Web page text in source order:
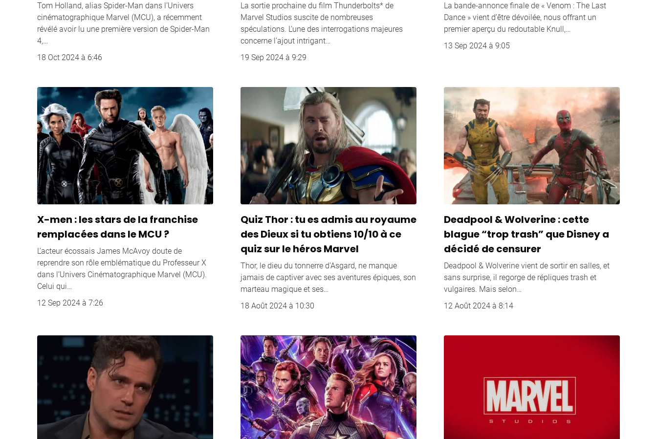
Tom Holland, alias Spider-Man dans l’Univers
cinématographique Marvel (MCU), a récemment
révélé avoir lu une première version de Spider-Man
4,…
18 Oct 2024 à 6:46
La sortie prochaine du film Thunderbolts* de
Marvel Studios suscite de nombreuses
spéculations. L’une des interrogations majeures
concerne l’ajout intrigant…
19 Sep 2024 à 9:29
La bande-annonce finale de « Venom : The Last
Dance » vient d’être dévoilée, nous offrant un
premier aperçu du redoutable Knull,…
13 Sep 2024 à 9:05
X-men : les stars de la franchise
remplacées dans le MCU ?
L’acteur écossais James McAvoy doute de
reprendre son rôle emblématique du Professeur X
dans l’Univers Cinématographique Marvel (MCU).
Celui qui…
12 Sep 2024 à 7:26
Quiz Thor : tu es admis au royaume
des Dieux si tu obtiens 10/10 à ce
quiz sur le héros Marvel
Thor, le dieu du tonnerre d’Asgard, ne manque
jamais de captiver avec ses aventures épiques, son
marteau magique et ses…
18 Août 2024 à 10:30
Deadpool & Wolverine : cette
blague “trop trash” que Disney a
décidé de censurer
Deadpool & Wolverine vient de sortir en salles, et
sans surprise, il regorge de répliques trash et
vulgaires. Mais selon…
12 Août 2024 à 8:14